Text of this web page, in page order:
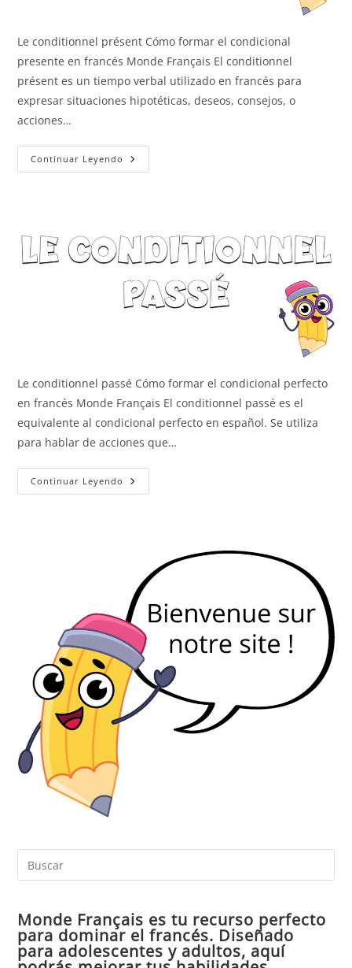
Le conditionnel présent Cómo formar el condicional
presente en francés Monde Français El conditionnel
présent es un tiempo verbal utilizado en francés para
expresar situaciones hipotéticas, deseos, consejos, o
acciones…
Continuar Leyendo Le
Conditionnel
Le conditionnel passé Cómo formar el condicional perfecto
en francés Monde Français El conditionnel passé es el
equivalente al condicional perfecto en español. Se utiliza
para hablar de acciones que…
Continuar Leyendo Le
Conditionnel
Monde Français es tu recurso perfecto
para dominar el francés. Diseñado
para adolescentes y adultos, aquí